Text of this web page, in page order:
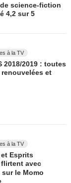
science-fiction
4,2 sur 5
à la TV
2018/2019 : toutes
et
à la TV
Esprits
avec
le Momo